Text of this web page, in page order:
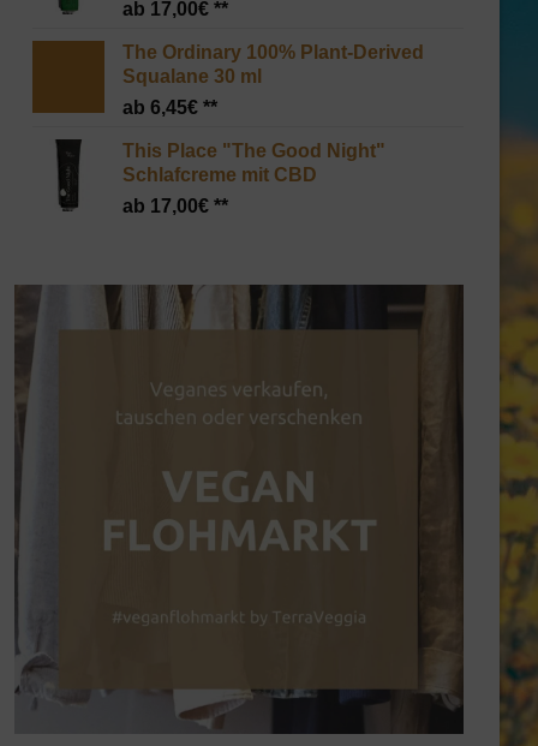
17,00€
The Ordinary 100% Plant-Derived
Squalane 30 ml
6,45€
This Place "The Good Night"
Schlafcreme mit CBD
17,00€